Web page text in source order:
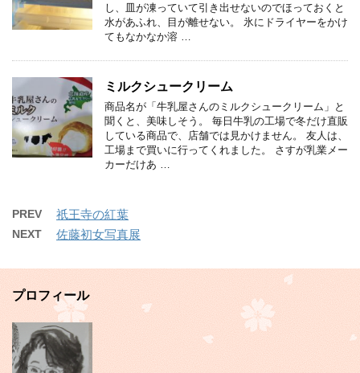
し、皿が凍っていて引き出せないのでほっておくと
水があふれ、目が離せない。 氷にドライヤーをかけ
てもなかなか溶 …
ミルクシュークリーム
商品名が「牛乳屋さんのミルクシュークリーム」と
聞くと、美味しそう。 毎日牛乳の工場で冬だけ直販
している商品で、店舗では見かけません。 友人は、
工場まで買いに行ってくれました。 さすが乳業メー
カーだけあ …
PREV 祇王寺の紅葉
NEXT 佐藤初女写真展
プロフィール